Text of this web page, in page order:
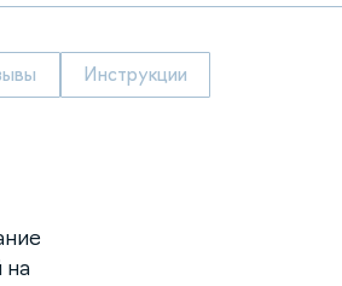
Инструкции
на